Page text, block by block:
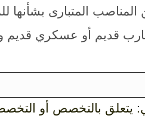
ب %25 من المناصب المتباری
قديم أو عسكري قديم
يتعلق بالتخصص أو